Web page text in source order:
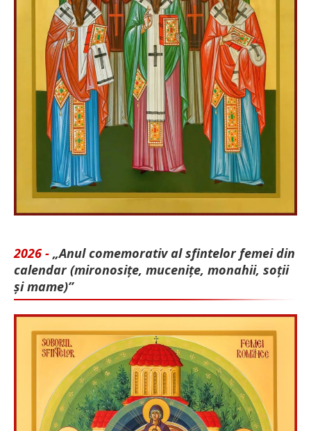
2026 - „Anul comemorativ al sfintelor femei din
calendar (mironosițe, mu­cenițe, monahii, soții
și mame)”